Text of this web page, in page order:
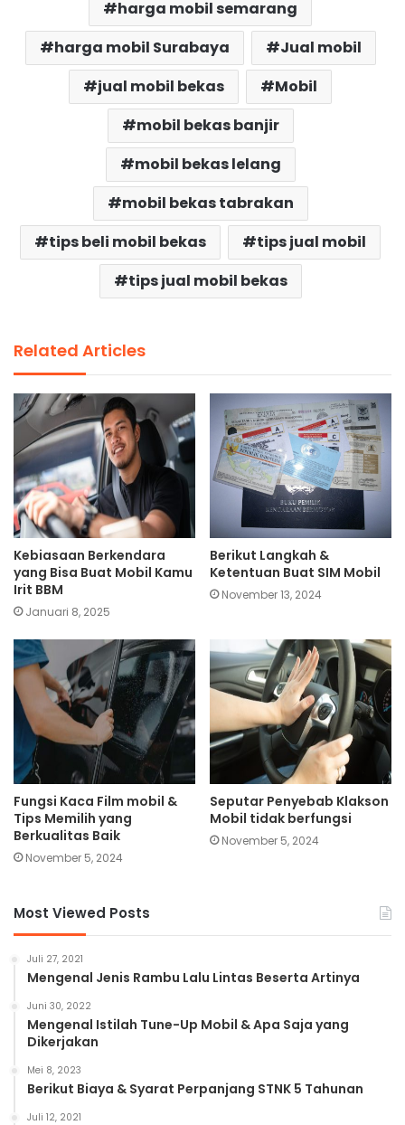
harga mobil semarang
harga mobil Surabaya
Jual mobil
jual mobil bekas
Mobil
mobil bekas banjir
mobil bekas lelang
mobil bekas tabrakan
tips beli mobil bekas
tips jual mobil
tips jual mobil bekas
Related Articles
Kebiasaan Berkendara
yang Bisa Buat Mobil Kamu
Irit BBM
Januari 8, 2025
Berikut Langkah &
Ketentuan Buat SIM Mobil
November 13, 2024
Fungsi Kaca Film mobil &
Tips Memilih yang
Berkualitas Baik
November 5, 2024
Seputar Penyebab Klakson
Mobil tidak berfungsi
November 5, 2024
Most Viewed Posts
Juli 27, 2021
Mengenal Jenis Rambu Lalu Lintas Beserta Artinya
Juni 30, 2022
Mengenal Istilah Tune-Up Mobil & Apa Saja yang
Dikerjakan
Mei 8, 2023
Berikut Biaya & Syarat Perpanjang STNK 5 Tahunan
Juli 12, 2021